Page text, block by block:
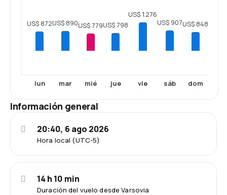
US$ 872
lun
US$ 890
mar
US$ 779
mié
US$ 798
jue
US$ 1.276
vie
US$ 907
sáb
US$ 848
dom
Información general
Hora local (UTC-5)
20:40, 6 ago 2026
Duración del vuelo desde Varsovia
14 h 10 min